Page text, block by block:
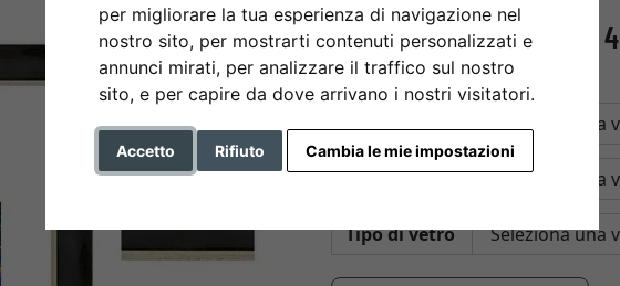
per migliorare la tua esperienza di navigazione nel
nostro sito, per mostrarti contenuti personalizzati e
annunci mirati, per analizzare il traffico sul nostro
sito, e per capire da dove arrivano i nostri visitatori.
Accetto Rifiuto Cambia le mie impostazioni
Cornice in legno DRESDA 4
Formato
Colore
Tipo di vetro